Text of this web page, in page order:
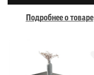
Подробнее о товаре